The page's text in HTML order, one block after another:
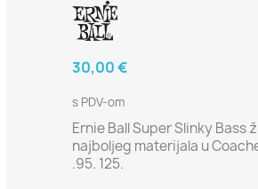
30,00 €
s PDV-om
Ernie Ball Super Slinky
najboljeg materijala u
.95. 125.